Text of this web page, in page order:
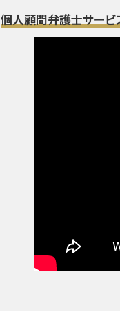
個人顧問弁護士サービ